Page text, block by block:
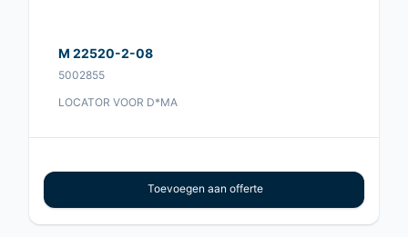
M 22520-2-08
5002855
LOCATOR VOOR D*MA
Toevoegen aan offerte